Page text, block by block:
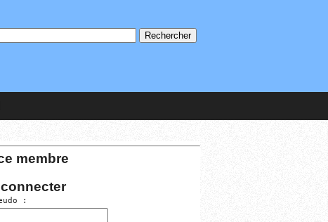
membre
connecter
: